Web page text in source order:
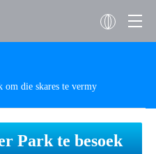
om die skares te vermy
Park te besoek